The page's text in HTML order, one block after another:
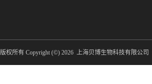
版权所有 Copyright (©) 2026 上海贝博生物科技有限公司